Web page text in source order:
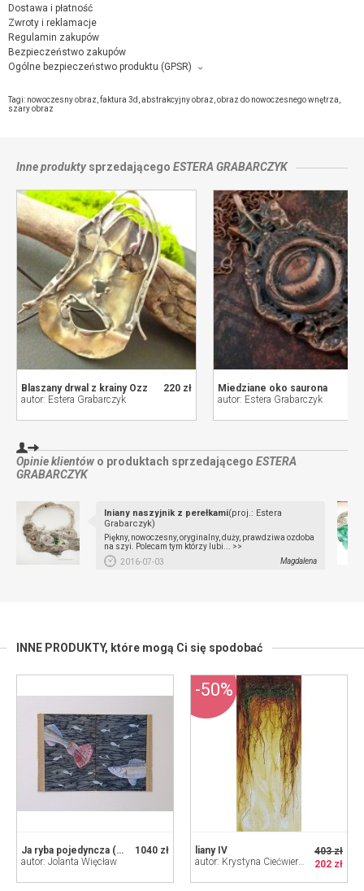
Dostawa i płatność
Zwroty i reklamacje
Regulamin zakupów
Bezpieczeństwo zakupów
Ogólne bezpieczeństwo produktu (GPSR)
Estera j Grabarczyk, Lubelska 26/1 , 58-300 Wałbrzych,
sprzedającym
Tagi: nowoczesny obraz faktura 3d abstrakcyjny obraz obraz do nowoczesnego wnętrza
szary obraz
Inne produktysprzedającego ESTERA GRABARCZYK
220 zł
Blaszany drwal z krainy Ozz
autor: Estera Grabarczyk
Miedziane oko saurona
autor: Estera Grabarczyk
Opinie klientów o produktach sprzedającego ESTERA
GRABARCZYK
lniany naszyjnik z perełkami(proj.: Estera
Grabarczyk)
Piękny, nowoczesny, oryginalny, duży, prawdziwa ozdoba
na szyi. Polecam tym którzy lubi... >>
2016-07-03
Magdalena
INNE PRODUKTY, które mogą Ci się spodobać
1040 zł
Ja ryba pojedyncza (W rzece Heraklita)
autor: Jolanta Więcław
403 zł
202 zł
liany IV
autor: Krystyna Ciećwierska
-50%